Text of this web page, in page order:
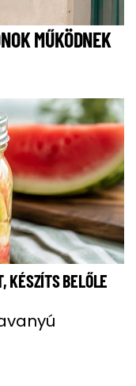
MŰKÖDNEK
KÉSZÍTS BELŐLE